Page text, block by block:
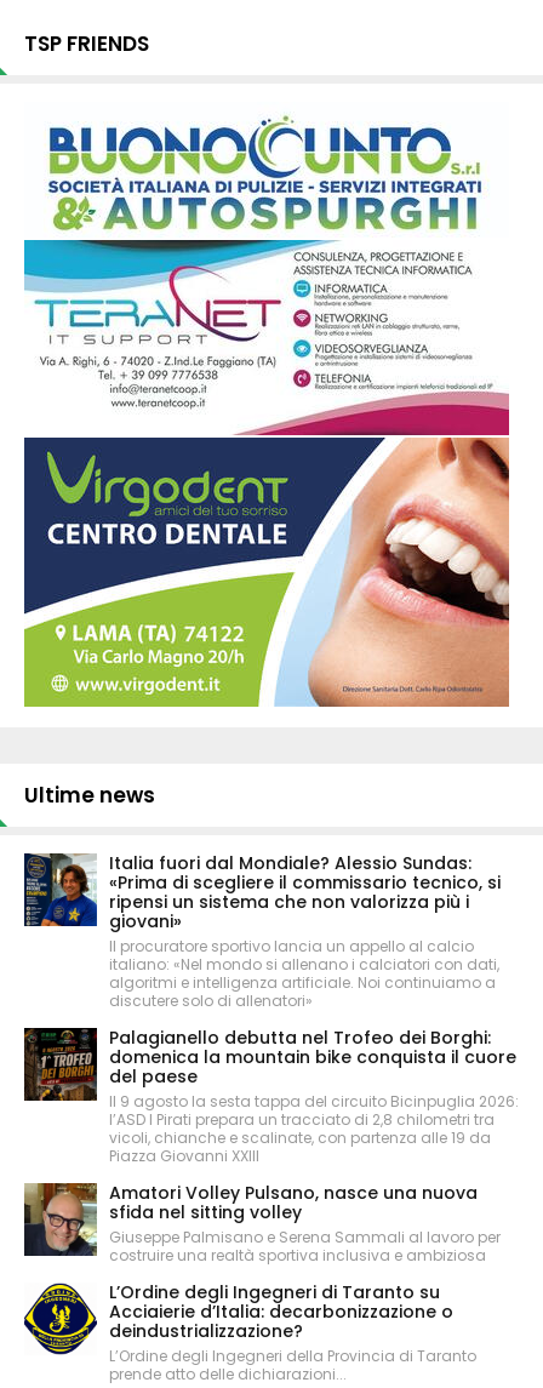
TSP FRIENDS
Ultime news
Italia fuori dal Mondiale? Alessio Sundas:
«Prima di scegliere il commissario tecnico, si
ripensi un sistema che non valorizza più i
giovani»
Il procuratore sportivo lancia un appello al calcio
italiano: «Nel mondo si allenano i calciatori con dati,
algoritmi e intelligenza artificiale. Noi continuiamo a
discutere solo di allenatori»
Palagianello debutta nel Trofeo dei Borghi:
domenica la mountain bike conquista il cuore
del paese
Il 9 agosto la sesta tappa del circuito Bicinpuglia 2026:
l’ASD I Pirati prepara un tracciato di 2,8 chilometri tra
vicoli, chianche e scalinate, con partenza alle 19 da
Piazza Giovanni XXIII
Amatori Volley Pulsano, nasce una nuova
sfida nel sitting volley
Giuseppe Palmisano e Serena Sammali al lavoro per
costruire una realtà sportiva inclusiva e ambiziosa
L’Ordine degli Ingegneri di Taranto su
Acciaierie d’Italia: decarbonizzazione o
deindustrializzazione?
L’Ordine degli Ingegneri della Provincia di Taranto
prende atto delle dichiarazioni...